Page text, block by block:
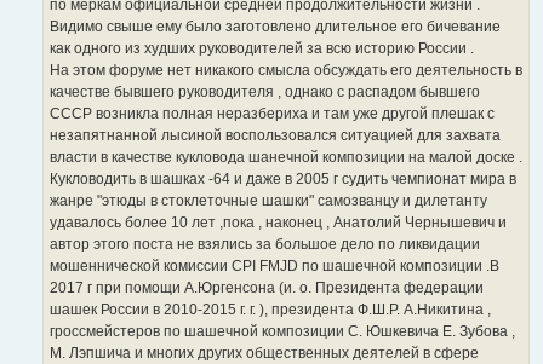
по меркам официальной средней продолжительности жизни .
Видимо свыше ему было заготовлено длительное его бичевание
как одного из худших руководителей за всю историю России .
На этом форуме нет никакого смысла обсуждать его деятельность в
качестве бывшего руководителя , однако с распадом бывшего
СССР возникла полная неразбериха и там уже другой плешак с
незапятнанной лысиной воспользовался ситуацией для захвата
власти в качестве кукловода шанечной композиции на малой доске .
Кукловодить в шашках -64 и даже в 2005 г судить чемпионат мира в
жанре "этюды в стоклеточные шашки" самозванцу и дилетанту
удавалось более 10 лет ,пока , наконец , Анатолий Чернышевич и
автор этого поста не взялись за большое дело по ликвидации
мошеннической комиссии CPI FMJD по шашечной композиции .В
2017 г при помощи А.Юргенсона (и. о. Президента федерации
шашек России в 2010-2015 г. г. ), президента Ф.Ш.Р. А.Никитина ,
гроссмейстеров по шашечной композиции С. Юшкевича Е. Зубова ,
М. Лэпшича и многих других общественных деятелей в сфере